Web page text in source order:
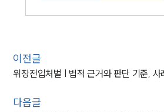
이전글
위장전입처벌 | 법적 근거와 판단 기준, 사
다음글